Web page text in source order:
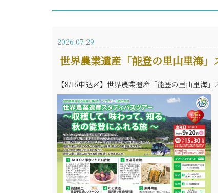
2026.07.29
世界農業遺産「能登の里山里海
【8/16申込〆】世界農業遺産「能登の里山里海